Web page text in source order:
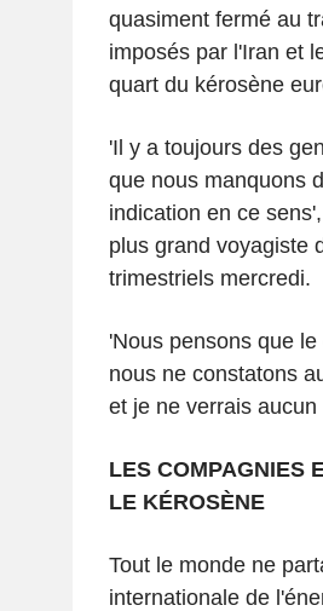
quasiment fermé au
imposés par l'Iran et
quart du kérosène
'Il y a toujours des
que nous manquons
indication en ce
plus grand voyagiste
trimestriels mercredi.
'Nous pensons que
nous ne constatons
et je ne verrais
LES COMPAGNIES
LE KÉROSÈNE
Tout le monde ne
internationale de